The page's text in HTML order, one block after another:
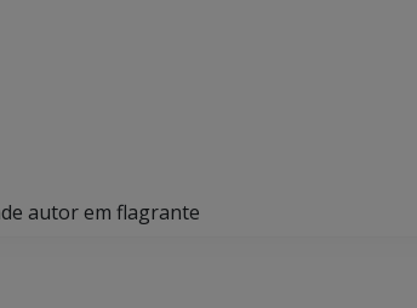
autor em flagrante